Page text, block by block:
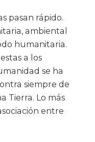
pasan rápido.
ambiental
humanitaria.
a los
se ha
siempre de
Tierra. Lo más
entre